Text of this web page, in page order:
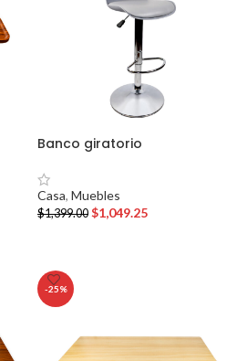
Banco giratorio
Casa, Muebles
$1,399.00 $1,049.25
-25%